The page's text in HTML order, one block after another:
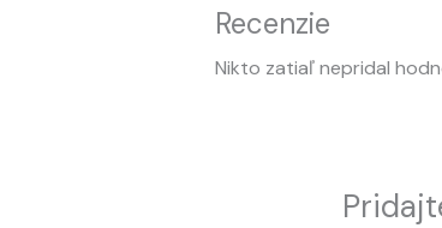
Recenzie
Nikto zatiaľ nepridal